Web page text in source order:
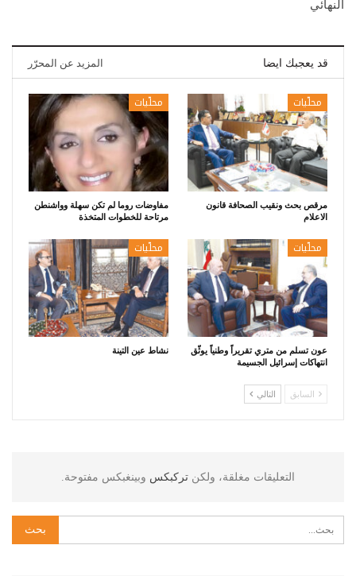
النهائي
قد يعجبك ايضا المزيد عن المحرّر
محلّيات
مرقص بحث ونقيب الصحافة قانون
الاعلام
محلّيات
مفاوضات روما لم تكن سهلة وواشنطن
مرتاحة للخطوات المتخذة
محلّيات
عون تسلم من متري تقريراً وطنياً يوثّق
انتهاكات إسرائيل الجسيمة
محلّيات
نشاط عين التينة
السابق التالي
التعليقات مغلقة، ولكن تركبكس وبينغبكس مفتوحة.